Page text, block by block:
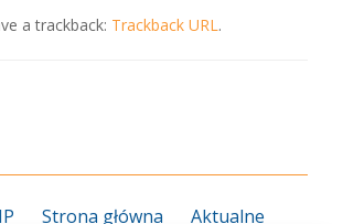
a trackback: Trackback URL.
Strona główna Aktualne